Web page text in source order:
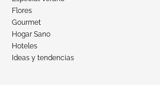
Flores
Gourmet
Hogar Sano
Hoteles
Ideas y tendencias